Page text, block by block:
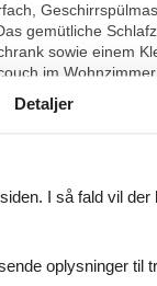
gemütliche
sowie einem
im
helle
Darüber hinaus
im
das Waschen Ihrer
von allen
Stellplatz (Nr.
eigenen
Ihnen die
Eingangsbereich
– für den
Detaljer
I så fald vil der
oplysninger til